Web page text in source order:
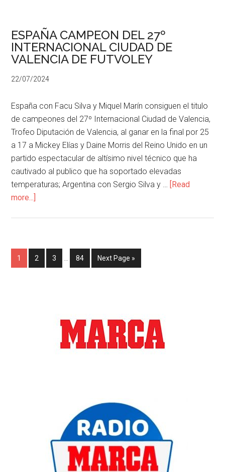
ESPAÑA CAMPEON DEL 27º
INTERNACIONAL CIUDAD DE
VALENCIA DE FUTVOLEY
22/07/2024
España con Facu Silva y Miquel Marín consiguen el titulo
de campeones del 27º Internacional Ciudad de Valencia,
Trofeo Diputación de Valencia, al ganar en la final por 25
a 17 a Mickey Elías y Daine Morris del Reino Unido en un
partido espectacular de altísimo nivel técnico que ha
cautivado al publico que ha soportado elevadas
temperaturas; Argentina con Sergio Silva y … [Read
more...]
1 2 3 84 Next Page »